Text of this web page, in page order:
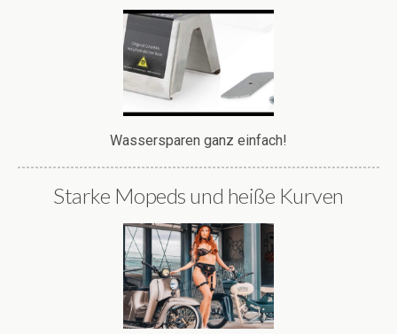
Wassersparen ganz einfach!
Starke Mopeds und heiße Kurven